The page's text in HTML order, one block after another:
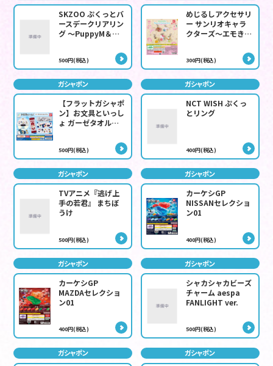
SKZOO ぷくっとバ
ースデークリアリン
グ ～PuppyM＆
500円(税込)
めじるしアクセサリ
ー サンリオキャラ
クターズ～エモきゅ
300円(税込)
ガシャポン
【フラットガシャポ
ン】お文具といっし
ょ ガーゼタオルな
500円(税込)
ガシャポン
NCT WISH ぷくっ
とリング
400円(税込)
ガシャポン
TVアニメ『逃げ上
手の若君』 まちぼ
うけ
500円(税込)
ガシャポン
カーケシGP
NISSANセレクショ
ン01
400円(税込)
ガシャポン
カーケシGP
MAZDAセレクショ
ン01
400円(税込)
ガシャポン
シャカシャカビーズ
チャーム aespa
FANLIGHT ver.
500円(税込)
ガシャポン ガシャポン